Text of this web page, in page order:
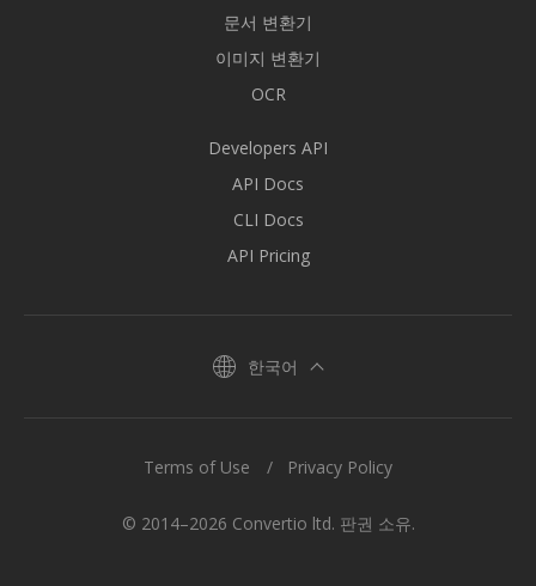
문서 변환기
이미지 변환기
OCR
Developers API
API Docs
CLI Docs
API Pricing
한국어
© 2014–2026 Convertio ltd. 판권 소유.
Terms of Use Privacy Policy